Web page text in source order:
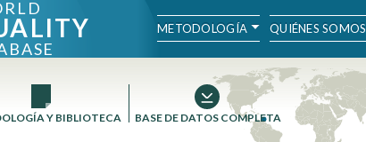
METODOLOGÍA QUIÉNES SOMOS
Y BIBLIOTECA BASE DE DATOS COMPLETA